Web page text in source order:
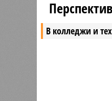
действовать в
школьных
В колледжи и